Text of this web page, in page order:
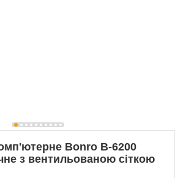
Bonro B-6200
з вентильованою сіткою